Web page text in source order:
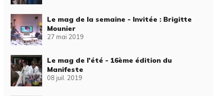
Le mag de la semaine - Invitée : Brigitte
Mounier
27 mai 2019
Le mag de l'été - 16ème édition du
Manifeste
08 juil. 2019